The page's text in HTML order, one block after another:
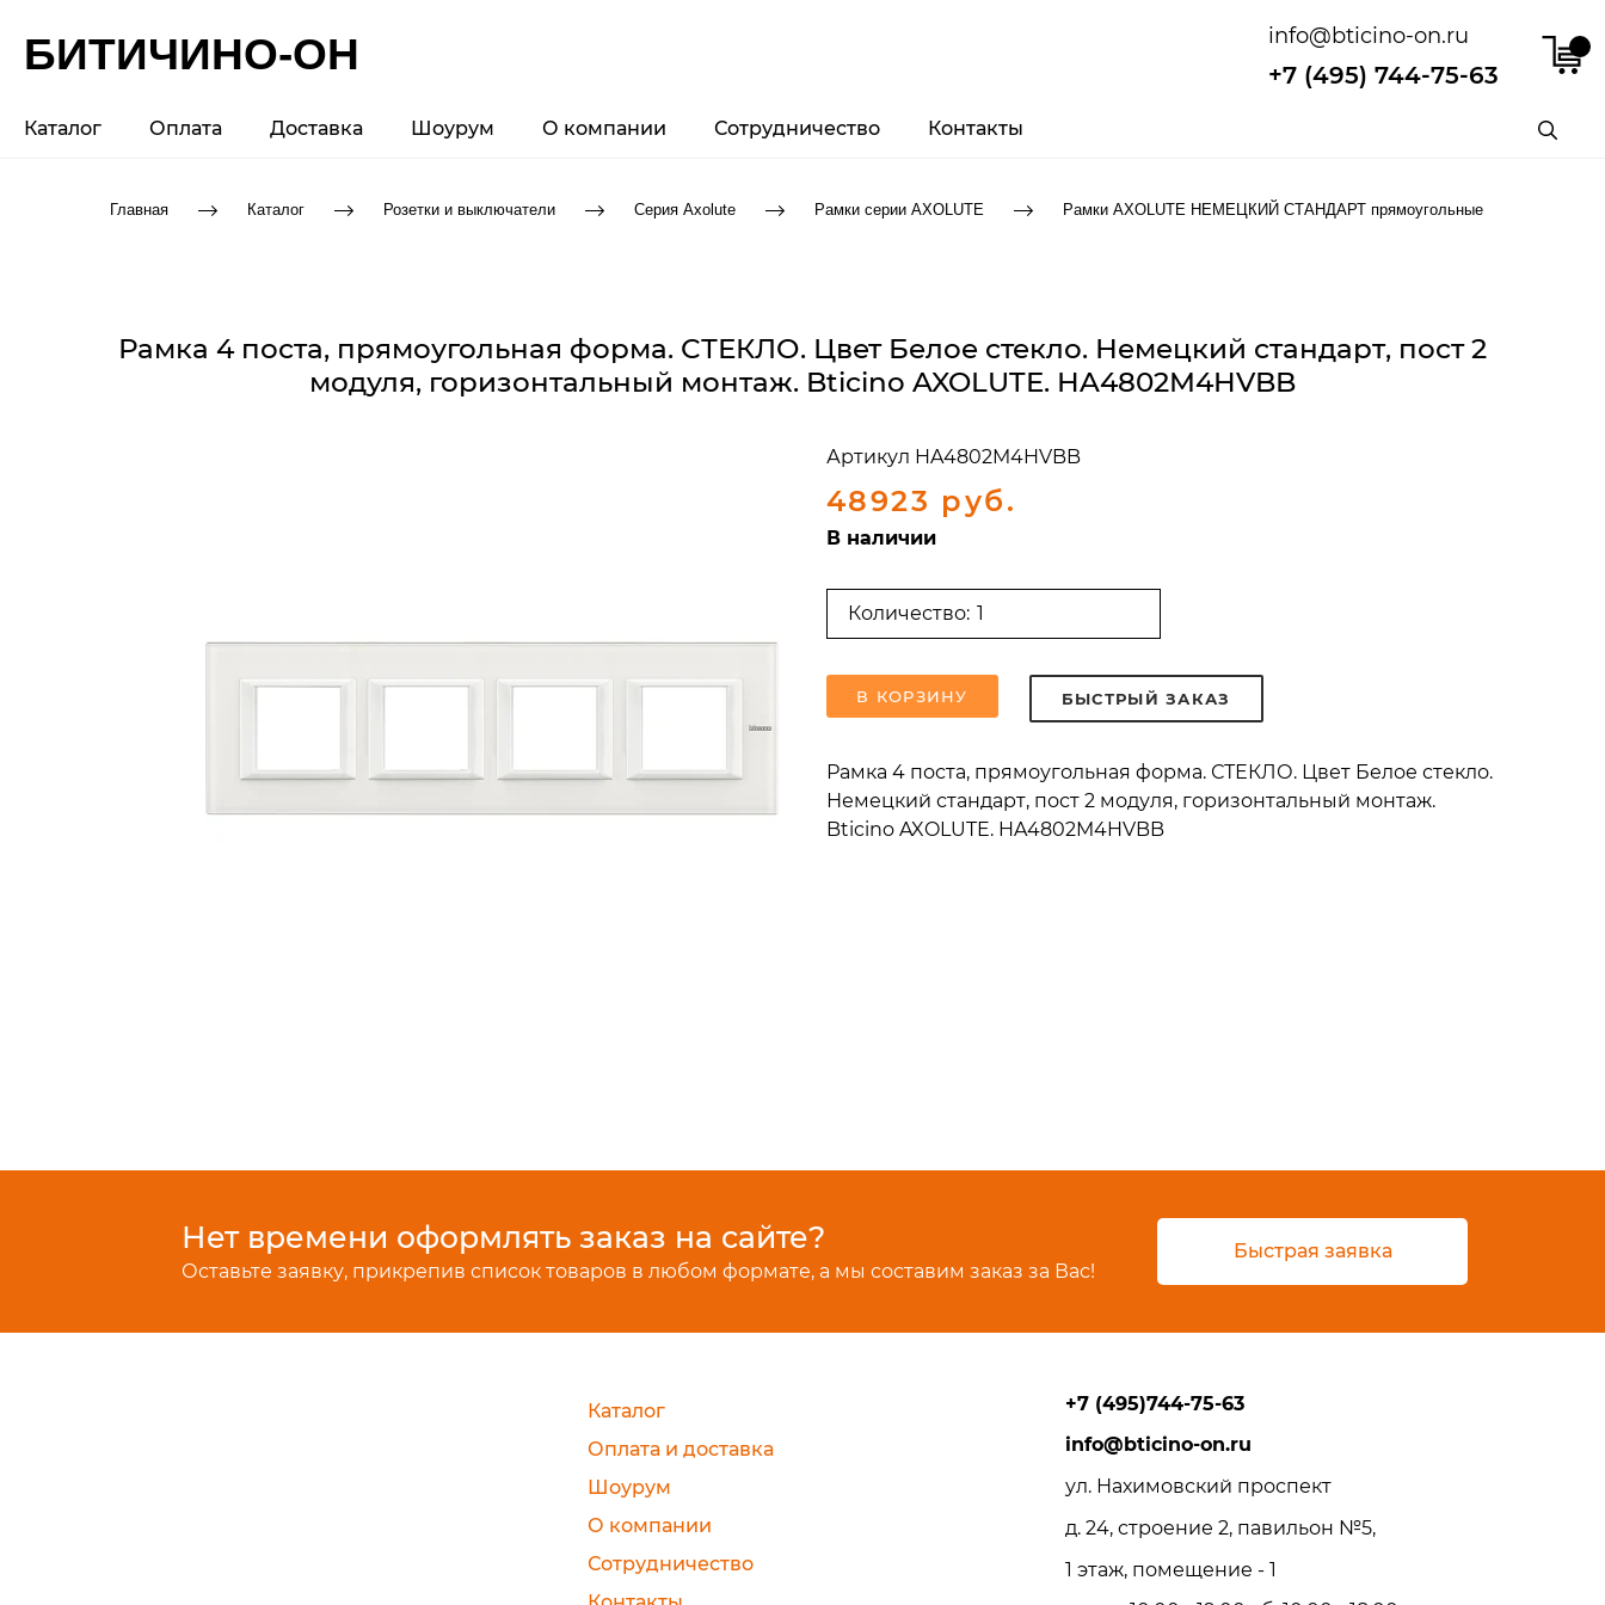
БИТИЧИНО-ОН info@bticino-on.ru
+7 (495) 744-75-63
Каталог Оплата Доставка Шоурум О компании Сотрудничество Контакты
Главная Каталог Розетки и выключатели Серия Axolute Рамки серии AXOLUTE Рамки AXOLUTE НЕМЕЦКИЙ СТАНДАРТ прямоугольные
Рамка 4 поста, прямоугольная форма. СТЕКЛО. Цвет Белое стекло. Немецкий стандарт, пост 2
модуля, горизонтальный монтаж. Bticino AXOLUTE. HA4802M4HVBB
Артикул HA4802M4HVBB
48923 руб.
В наличии
Количество:
В КОРЗИНУ БЫСТРЫЙ ЗАКАЗ
Рамка 4 поста, прямоугольная форма. СТЕКЛО. Цвет Белое стекло.
Немецкий стандарт, пост 2 модуля, горизонтальный монтаж.
Bticino AXOLUTE. HA4802M4HVBB
Нет времени оформлять заказ на сайте?
Оставьте заявку, прикрепив список товаров в любом формате, а мы составим заказ за Вас!
Быстрая заявка
Каталог
Оплата и доставка
Шоурум
О компании
Сотрудничество
+7 (495)744-75-63
info@bticino-on.ru
ул. Нахимовский проспект
д. 24, строение 2, павильон №5,
1 этаж, помещение - 1